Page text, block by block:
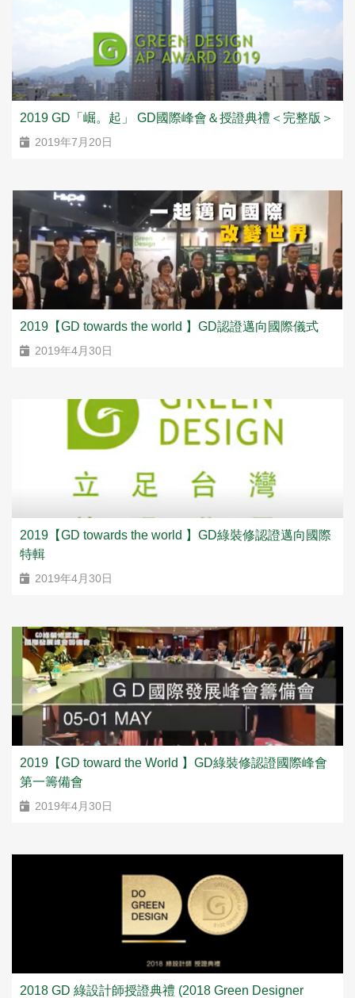
2019 GD「崛。起」 GD國際峰會＆授證典禮＜完整版＞
2019年7月20日
2019【GD towards the world 】GD認證邁向國際儀式
2019年4月30日
2019【GD towards the world 】GD綠裝修認證邁向國際
特輯
2019年4月30日
2019【GD toward the World 】GD綠裝修認證國際峰會
第一籌備會
2019年4月30日
2018 GD 綠設計師授證典禮 (2018 Green Designer